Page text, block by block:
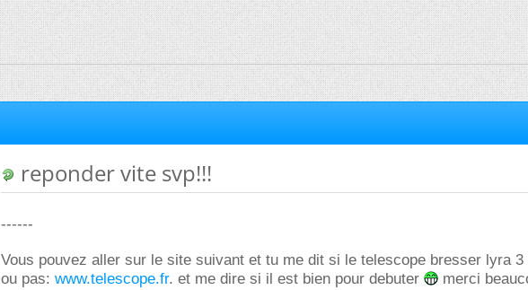
reponder vite svp!!!
------
Vous pouvez aller sur le site suivant et tu me dit si le telescope bresser lyra 3
ou pas: www.telescope.fr. et me dire si il est bien pour debuter merci